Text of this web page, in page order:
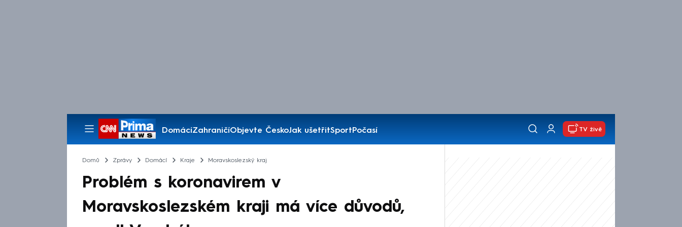
DomácíZahraničíObjevte ČeskoJak ušetřitSportPočasí
Pořady
TV živě
Domů Zprávy Domácí Kraje Moravskoslezský kraj
Problém s koronavirem v
Moravskoslezském kraji má více důvodů,